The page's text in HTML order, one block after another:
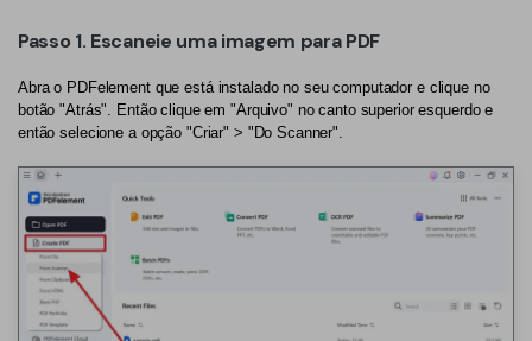
Reescrever PDF com IA
Explicar PDF com IA
Conversar com Documento
Todos os recursos do PDF
PDFelement para Android
Vídeos Tutoriais
Suporte
Contatar Suporte
Especificações Técnicas
Novidades
Passo 1. Escaneie uma imagem para PDF
Abra o PDFelement que está instalado no seu computador e clique no
botão "Atrás". Então clique em "Arquivo" no canto superior esquerdo e
então selecione a opção "Criar" > "Do Scanner".